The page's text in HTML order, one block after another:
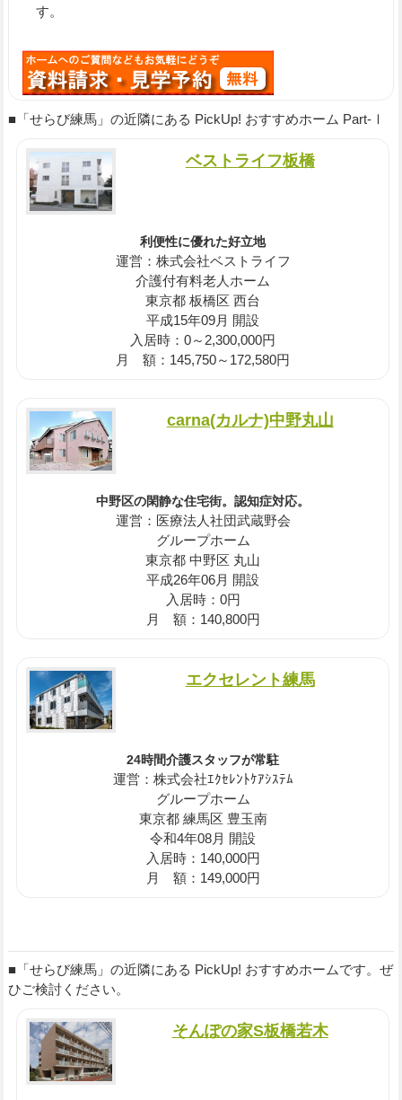
す。
■「せらび練馬」の近隣にある PickUp! おすすめホーム Part-Ⅰ
ベストライフ板橋
利便性に優れた好立地
運営：株式会社ベストライフ
介護付有料老人ホーム
東京都 板橋区 西台
平成15年09月 開設
入居時：0～2,300,000円
月 額：145,750～172,580円
carna(カルナ)中野丸山
中野区の閑静な住宅街。認知症対応。
運営：医療法人社団武蔵野会
グループホーム
東京都 中野区 丸山
平成26年06月 開設
入居時：0円
月 額：140,800円
エクセレント練馬
24時間介護スタッフが常駐
運営：株式会社ｴｸｾﾚﾝﾄｹｱｼｽﾃﾑ
グループホーム
東京都 練馬区 豊玉南
令和4年08月 開設
入居時：140,000円
月 額：149,000円
■「せらび練馬」の近隣にある PickUp! おすすめホームです。ぜ
ひご検討ください。
そんぽの家S板橋若木